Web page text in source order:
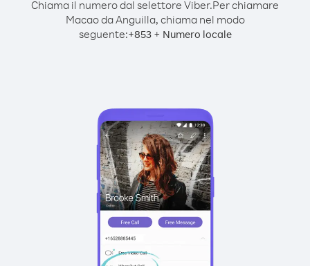
Chiama il numero dal selettore Viber.Per chiamare
Macao da Anguilla, chiama nel modo
seguente:+853+ Numero locale